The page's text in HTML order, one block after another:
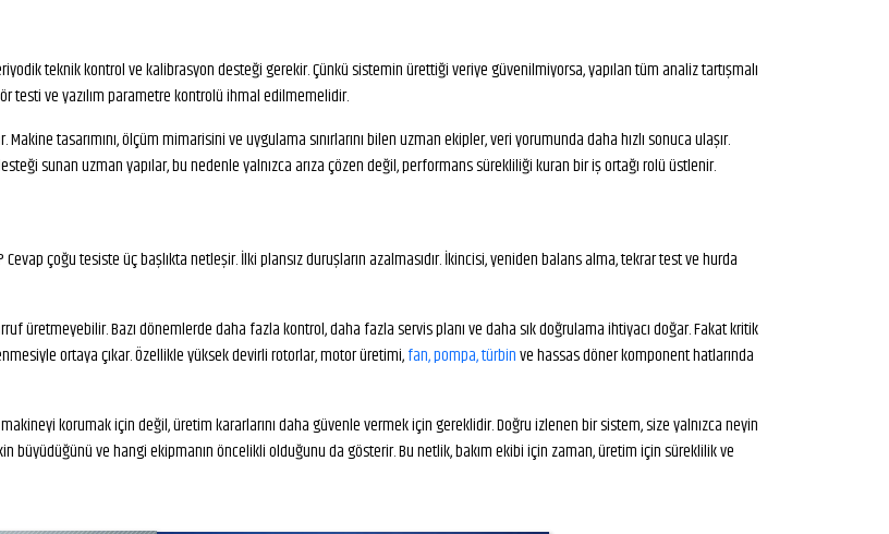
teknik kontrol ve kalibrasyon desteği gerekir. Çünkü sistemin ürettiği veriye güvenilmiyorsa, yapılan tüm analiz tartışmalı
testi ve yazılım parametre kontrolü ihmal edilmemelidir.
tasarımını, ölçüm mimarisini ve uygulama sınırlarını bilen uzman ekipler, veri yorumunda daha hızlı sonuca ulaşır.
sunan uzman yapılar, bu nedenle yalnızca arıza çözen değil, performans sürekliliği kuran bir iş ortağı rolü üstlenir.
Cevap çoğu tesiste üç başlıkta netleşir. İlki plansız duruşların azalmasıdır. İkincisi, yeniden balans alma, tekrar test ve hurda
üretmeyebilir. Bazı dönemlerde daha fazla kontrol, daha fazla servis planı ve daha sık doğrulama ihtiyacı doğar. Fakat kritik
ortaya çıkar. Özellikle yüksek devirli rotorlar, motor üretimi,fan, pompa, türbinve hassas döner komponent hatlarında
korumak için değil, üretim kararlarını daha güvenle vermek için gereklidir. Doğru izlenen bir sistem, size yalnızca neyin
ve hangi ekipmanın öncelikli olduğunu da gösterir. Bu netlik, bakım ekibi için zaman, üretim için süreklilik ve